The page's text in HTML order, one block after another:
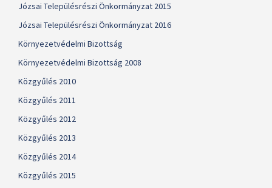
Józsai Településrészi Önkormányzat 2015
Józsai Településrészi Önkormányzat 2016
Környezetvédelmi Bizottság
Környezetvédelmi Bizottság 2008
Közgyűlés 2010
Közgyűlés 2011
Közgyűlés 2012
Közgyűlés 2013
Közgyűlés 2014
Közgyűlés 2015